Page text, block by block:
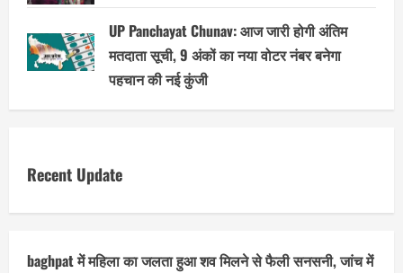
UP Panchayat Chunav: आज जारी होगी अंतिम
मतदाता सूची, 9 अंकों का नया वोटर नंबर बनेगा
पहचान की नई कुंजी
Recent Update
baghpat में महिला का जलता हुआ शव मिलने से फैली सनसनी, जांच में